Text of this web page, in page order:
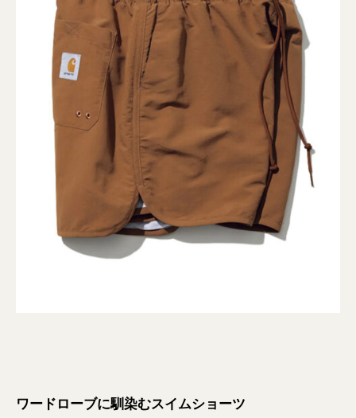
ワードローブに馴染むスイムショーツ